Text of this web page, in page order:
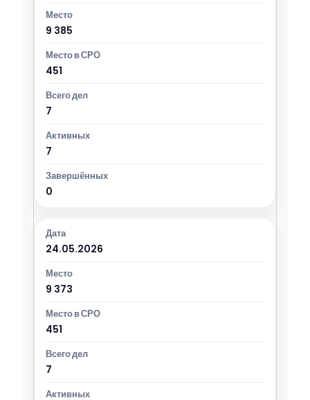
9 385
451
7
7
0
24.05.2026
9 373
451
7